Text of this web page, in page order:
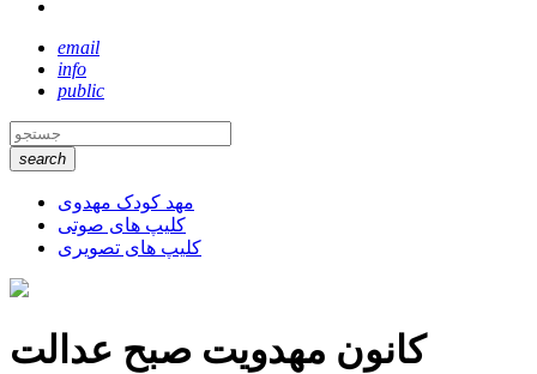
email
info
public
search
مهد کودک مهدوی
کلیپ های صوتی
کلیپ های تصویری
کانون مهدویت صبح عدالت